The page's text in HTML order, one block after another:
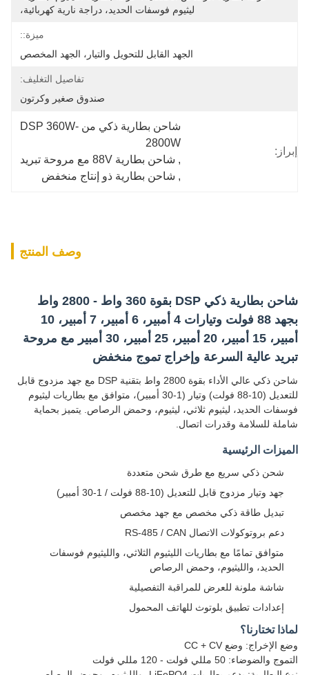
ليثيوم فوسفات الحديد، دراجة نارية كهربائية،
ميزة::
الجهد القابل للتحويل والتيار، الجهد المخصص
تفاصيل التغليف:
صندوق صغير وكرتون
إبراز:
شاحن بطارية ذكي من DSP 360W-
2800W
, شاحن بطارية 88V مع مروحة تبريد
, شاحن بطارية ذو إنتاج منخفض
وصف المنتج
شاحن بطارية ذكي DSP بقوة 360 واط - 2800 واط
بجهد 88 فولت وتيارات 4 أمبير، 6 أمبير، 7 أمبير، 10
أمبير، 15 أمبير، 20 أمبير، 25 أمبير، 30 أمبير مع مروحة
تبريد عالية السرعة وإخراج تموج منخفض
شاحن ذكي عالي الأداء بقوة 2800 واط بتقنية DSP مع جهد مزدوج قابل
للتعديل (10-88 فولت) وتيار (1-30 أمبير)، متوافق مع بطاريات ليثيوم
فوسفات الحديد، ليثيوم ثلاثي، ليثيوم، وحمض الرصاص. يتميز بحماية
شاملة للسلامة وقدرات اتصال.
الميزات الرئيسية
شحن ذكي سريع مع طرق شحن متعددة
جهد وتيار مزدوج قابل للتعديل (10-88 فولت / 1-30 أمبير)
تبديل طاقة ذكي مخصص مع جهد مخصص
دعم بروتوكولات الاتصال RS-485 / CAN
متوافق تمامًا مع بطاريات الليثيوم الثلاثي، والليثيوم فوسفات
الحديد، والليثيوم، وحمض الرصاص
شاشة ملونة للعرض للمراقبة التفصيلية
إعدادات تطبيق بلوتوث للهاتف المحمول
لماذا تختارنا؟
وضع الإخراج: وضع CC + CV
التموج والضوضاء: 50 مللي فولت - 120 مللي فولت